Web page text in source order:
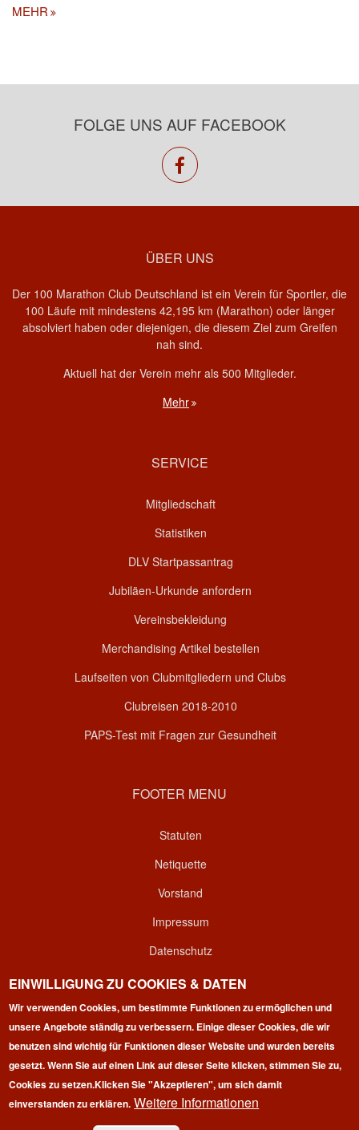
MEHR
FOLGE UNS AUF FACEBOOK
facebook
ÜBER UNS
Der 100 Marathon Club Deutschland ist ein Verein für Sportler, die
100 Läufe mit mindestens 42,195 km (Marathon) oder länger
absolviert haben oder diejenigen, die diesem Ziel zum Greifen
nah sind.
Aktuell hat der Verein mehr als 500 Mitglieder.
Mehr
SERVICE
Mitgliedschaft
Statistiken
DLV Startpassantrag
Jubiläen-Urkunde anfordern
Vereinsbekleidung
Merchandising Artikel bestellen
Laufseiten von Clubmitgliedern und Clubs
Clubreisen 2018-2010
PAPS-Test mit Fragen zur Gesundheit
FOOTER MENU
Statuten
Netiquette
Vorstand
Impressum
Datenschutz
Kontakt
Login
Copyright © 2026 | 100 Marathon Club Deutschland e.V. | All
rights reserved.
EINWILLIGUNG ZU COOKIES & DATEN
Wir verwenden Cookies, um bestimmte Funktionen zu ermöglichen und
unsere Angebote ständig zu verbessern. Einige dieser Cookies, die wir
benutzen sind wichtig für Funktionen dieser Website und wurden bereits
gesetzt. Wenn Sie auf einen Link auf dieser Seite klicken, stimmen Sie zu,
Cookies zu setzen.Klicken Sie "Akzeptieren", um sich damit
einverstanden zu erklären. Weitere Informationen